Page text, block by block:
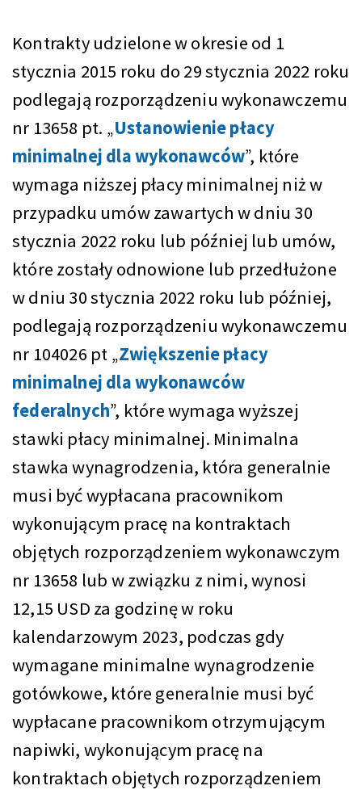
Kontrakty udzielone w okresie od 1
stycznia 2015 roku do 29 stycznia 2022 roku
podlegają rozporządzeniu wykonawczemu
nr 13658 pt. „Ustanowienie płacy
minimalnej dla wykonawców”, które
wymaga niższej płacy minimalnej niż w
przypadku umów zawartych w dniu 30
stycznia 2022 roku lub później lub umów,
które zostały odnowione lub przedłużone
w dniu 30 stycznia 2022 roku lub później,
podlegają rozporządzeniu wykonawczemu
nr 104026 pt „Zwiększenie płacy
minimalnej dla wykonawców
federalnych”, które wymaga wyższej
stawki płacy minimalnej. Minimalna
stawka wynagrodzenia, która generalnie
musi być wypłacana pracownikom
wykonującym pracę na kontraktach
objętych rozporządzeniem wykonawczym
nr 13658 lub w związku z nimi, wynosi
12,15 USD za godzinę w roku
kalendarzowym 2023, podczas gdy
wymagane minimalne wynagrodzenie
gotówkowe, które generalnie musi być
wypłacane pracownikom otrzymującym
napiwki, wykonującym pracę na
kontraktach objętych rozporządzeniem